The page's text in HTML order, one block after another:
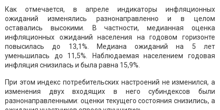
Как отмечается, в апреле индикаторы инфляционных
ожиданий изменялись разнонаправленно и в целом
оставались высокими. В частности, медианная оценка
инфляционных ожиданий населения на годовом горизонте
повысилась до 13,1%. Медиана ожиданий на 5 лет
уменьшилась до 11,5%. Наблюдаемая населением годовая
инфляция снизилась и была равна 15,9%.
При этом индекс потребительских настроений не изменился, а
изменения двух входящих в него субиндексов были
разнонаправленными: оценки текущего состояния снизились, а